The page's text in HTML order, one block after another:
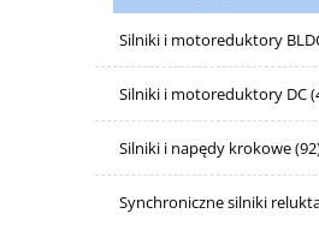
Silniki i motoreduktory
Silniki i motoreduktory DC
Silniki i napędy krokowe
Synchroniczne silniki